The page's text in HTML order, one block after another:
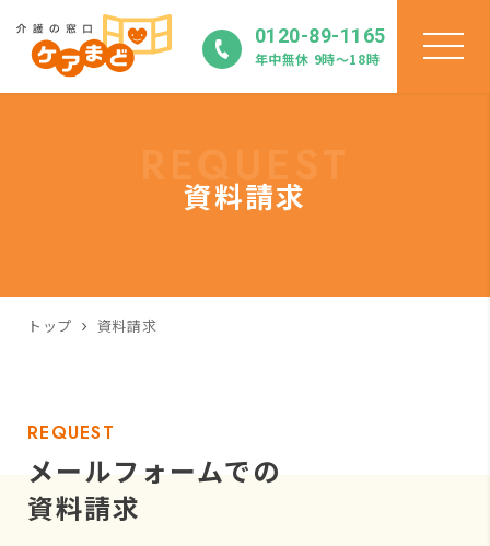
0120-89-1165
年中無休 9時〜18時
資料請求
トップ 資料請求
REQUEST
メールフォームでの
資料請求